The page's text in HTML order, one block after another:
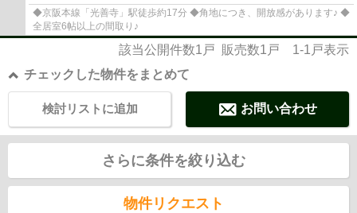
◆京阪本線「光善寺」駅徒歩約17分 ◆角地につき、開放感があります♪ ◆
全居室6帖以上の間取り♪
該当公開件数1 戸 販売数1 戸 1-1 戸表示
チェックした物件をまとめて
お問い合わせ
検討リストに追加
さらに条件を絞り込む
物件リクエスト